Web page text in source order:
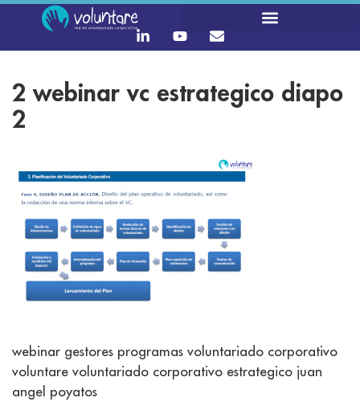
2 webinar vc estrategico diapo
2
webinar gestores programas voluntariado corporativo
voluntare voluntariado corporativo estrategico juan
angel poyatos